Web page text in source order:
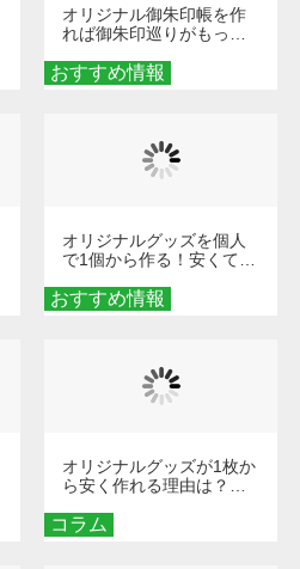
おすすめ情報
オリジナル御朱印帳を作
れば御朱印巡りがもっと
ダーメイドする魅力と選
び方
おすすめ情報
オリジナルグッズを個人
で1個から作る！安くて簡
秘訣
コラム
オリジナルグッズが1枚か
ら安く作れる理由は？オ
とメリットを解説